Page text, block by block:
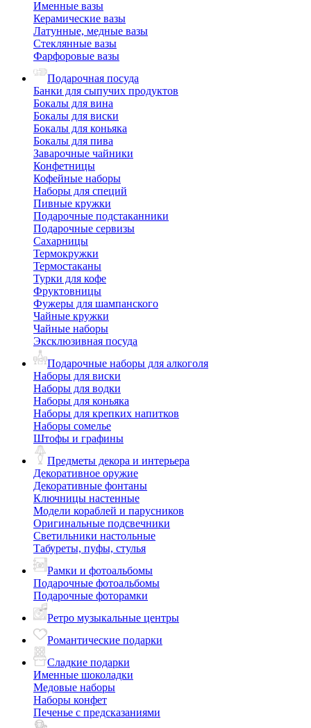
Именные вазы
Керамические вазы
Латунные, медные вазы
Стеклянные вазы
Фарфоровые вазы
Подарочная посуда
Банки для сыпучих продуктов
Бокалы для вина
Бокалы для виски
Бокалы для коньяка
Бокалы для пива
Заварочные чайники
Конфетницы
Кофейные наборы
Наборы для специй
Пивные кружки
Подарочные подстаканники
Подарочные сервизы
Сахарницы
Термокружки
Термостаканы
Турки для кофе
Фруктовницы
Фужеры для шампанского
Чайные кружки
Чайные наборы
Эксклюзивная посуда
Подарочные наборы для алкоголя
Наборы для виски
Наборы для водки
Наборы для коньяка
Наборы для крепких напитков
Наборы сомелье
Штофы и графины
Предметы декора и интерьера
Декоративное оружие
Декоративные фонтаны
Ключницы настенные
Модели кораблей и парусников
Оригинальные подсвечники
Светильники настольные
Табуреты, пуфы, стулья
Рамки и фотоальбомы
Подарочные фотоальбомы
Подарочные фоторамки
Ретро музыкальные центры
Романтические подарки
Сладкие подарки
Именные шоколадки
Медовые наборы
Наборы конфет
Печенье с предсказаниями